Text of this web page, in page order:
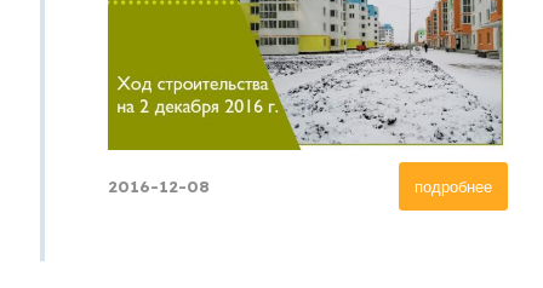
подробнее
2016-12-08